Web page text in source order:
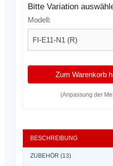
Bitte Variation
Modell:
Zum Warenkorb
(Anpassung der
BESCHREIBUNG
ZUBEHÖR (13)